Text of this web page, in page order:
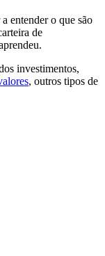
entender o que são
de
investimentos,
, outros tipos de